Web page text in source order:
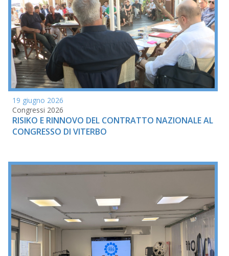
19 giugno 2026
Congressi 2026
RISIKO E RINNOVO DEL CONTRATTO NAZIONALE AL
CONGRESSO DI VITERBO